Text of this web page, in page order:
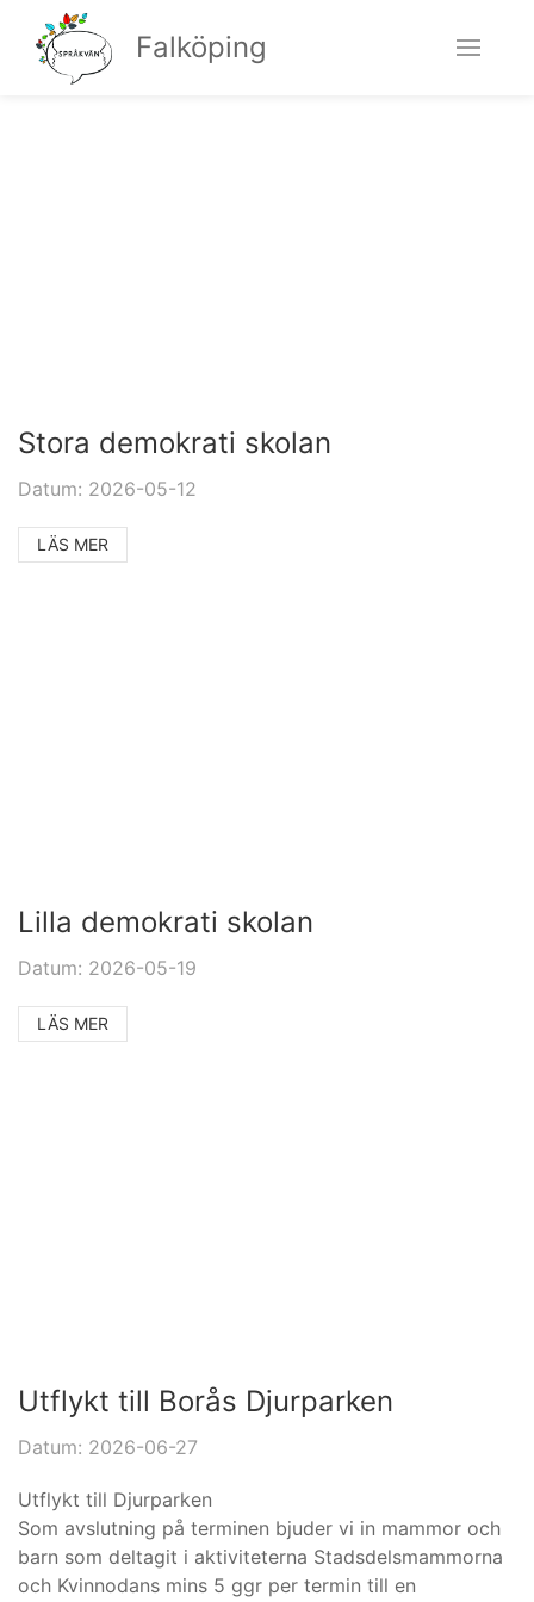
Falköping
Stora demokrati skolan
Datum: 2026-05-12
LÄS MER
Lilla demokrati skolan
Datum: 2026-05-19
LÄS MER
Utflykt till Borås Djurparken
Datum: 2026-06-27
Utflykt till Djurparken
Som avslutning på terminen bjuder vi in mammor och
barn som deltagit i aktiviteterna Stadsdelsmammorna
och Kvinnodans mins 5 ggr per termin till en